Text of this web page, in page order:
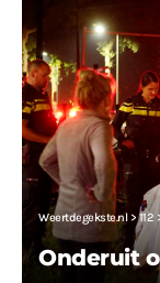
Weertdegekste.nl>112
Onderuit